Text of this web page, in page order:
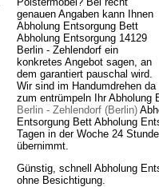
genauen Angaben kann Ihnen
Abholung Entsorgung Bett
Abholung Entsorgung 14129
Berlin - Zehlendorf ein
konkretes Angebot sagen, an
dem garantiert pauschal wird.
Wir sind im Handumdrehen da
zum entrümpeln Ihr Abholung
Berlin - Zehlendorf (Berlin)
Entsorgung Bett Abholung
Tagen in der Woche 24
übernimmt.
Günstig, schnell Abholung
ohne Besichtigung.